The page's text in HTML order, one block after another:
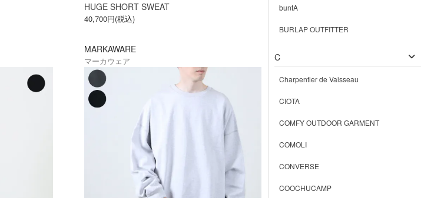
HUGE SHORT SWEAT
40,700円(税込)
MARKAWARE
マーカウェア
buntA
BURLAP OUTFITTER
C
Charpentier de Vaisseau
CIOTA
COMFY OUTDOOR GARMENT
COMOLI
CONVERSE
COOCHUCAMP